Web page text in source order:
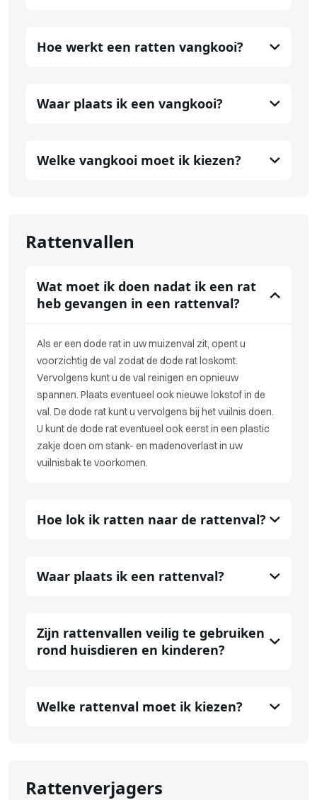
Hoe werkt een ratten vangkooi?
Waar plaats ik een vangkooi?
Welke vangkooi moet ik kiezen?
Rattenvallen
Wat moet ik doen nadat ik een rat
heb gevangen in een rattenval?
Als er een dode rat in uw muizenval zit, opent u
voorzichtig de val zodat de dode rat loskomt.
Vervolgens kunt u de val reinigen en opnieuw
spannen. Plaats eventueel ook nieuwe lokstof in de
val. De dode rat kunt u vervolgens bij het vuilnis doen.
U kunt de dode rat eventueel ook eerst in een plastic
zakje doen om stank- en madenoverlast in uw
vuilnisbak te voorkomen.
Hoe lok ik ratten naar de rattenval?
Waar plaats ik een rattenval?
Zijn rattenvallen veilig te gebruiken
rond huisdieren en kinderen?
Welke rattenval moet ik kiezen?
Rattenverjagers